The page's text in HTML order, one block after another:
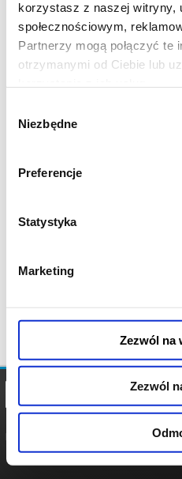
korzystasz z naszej witryny,
społecznościowym,
Partnerzy mogą połączyć te
otrzymanymi od Ciebie lub
zgody
Niezbędne
Preferencje
Statystyka
Marketing
Zezwól na
Zezwól